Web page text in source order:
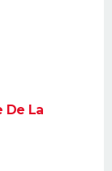
De La